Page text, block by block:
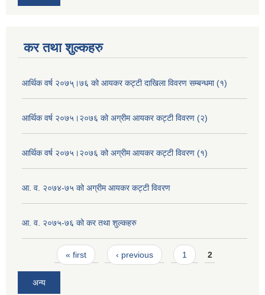
कर तथा शुल्कहरु
आर्थिक वर्ष २०७५्।७६ को आयकर कट्टी दाखिला विवरण सम्बन्धमा (१)
आर्थिक वर्ष २०७५।२०७६ को अग्रीम आयकर कट्टी विवरण (२)
आर्थिक वर्ष २०७५।२०७६ को अग्रीम आयकर कट्टी विवरण (१)
आ. व. २०७४-७५ को अग्रीम आयकर कट्टी विवरण
आ. व. २०७५-७६ को कर तथा शुल्कहरु
Pages« first ‹ previous 1 2
अन्य